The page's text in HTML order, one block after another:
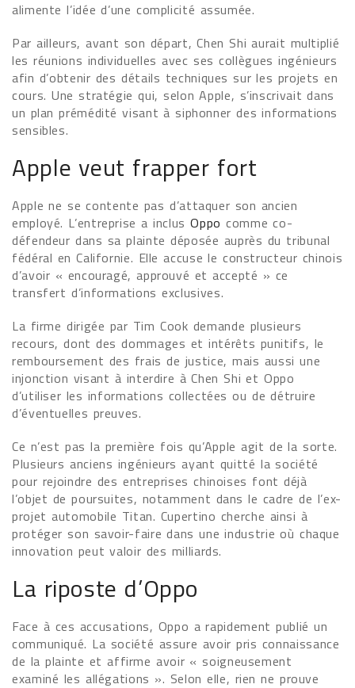
alimente l’idée d’une complicité assumée.
Par ailleurs, avant son départ, Chen Shi aurait multiplié
les réunions individuelles avec ses collègues ingénieurs
afin d’obtenir des détails techniques sur les projets en
cours. Une stratégie qui, selon Apple, s’inscrivait dans
un plan prémédité visant à siphonner des informations
sensibles.
Apple veut frapper fort
Apple ne se contente pas d’attaquer son ancien
employé. L’entreprise a inclusOppo comme co-
défendeur dans sa plainte déposée auprès du tribunal
fédéral en Californie. Elle accuse le constructeur chinois
d’avoir « encouragé, approuvé et accepté » ce
transfert d’informations exclusives.
La firme dirigée par Tim Cook demande plusieurs
recours, dont des dommages et intérêts punitifs, le
remboursement des frais de justice, mais aussi une
injonction visant à interdire à Chen Shi et Oppo
d’utiliser les informations collectées ou de détruire
d’éventuelles preuves.
Ce n’est pas la première fois qu’Apple agit de la sorte.
Plusieurs anciens ingénieurs ayant quitté la société
pour rejoindre des entreprises chinoises font déjà
l’objet de poursuites, notamment dans le cadre de l’ex-
projet automobile Titan. Cupertino cherche ainsi à
protéger son savoir-faire dans une industrie où chaque
innovation peut valoir des milliards.
La riposte d’Oppo
Face à ces accusations, Oppo a rapidement publié un
communiqué. La société assure avoir pris connaissance
de la plainte et affirme avoir « soigneusement
examiné les allégations ». Selon elle, rien ne prouve